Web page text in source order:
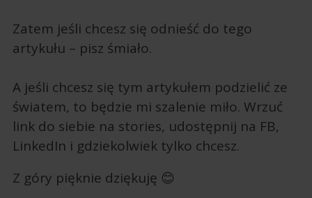
Zatem jeśli chcesz się odnieść do tego
artykułu – pisz śmiało.
A jeśli chcesz się tym artykułem podzielić ze
światem, to będzie mi szalenie miło. Wrzuć
link do siebie na stories, udostępnij na FB,
LinkedIn i gdziekolwiek tylko chcesz.
Z góry pięknie dziękuję 😊